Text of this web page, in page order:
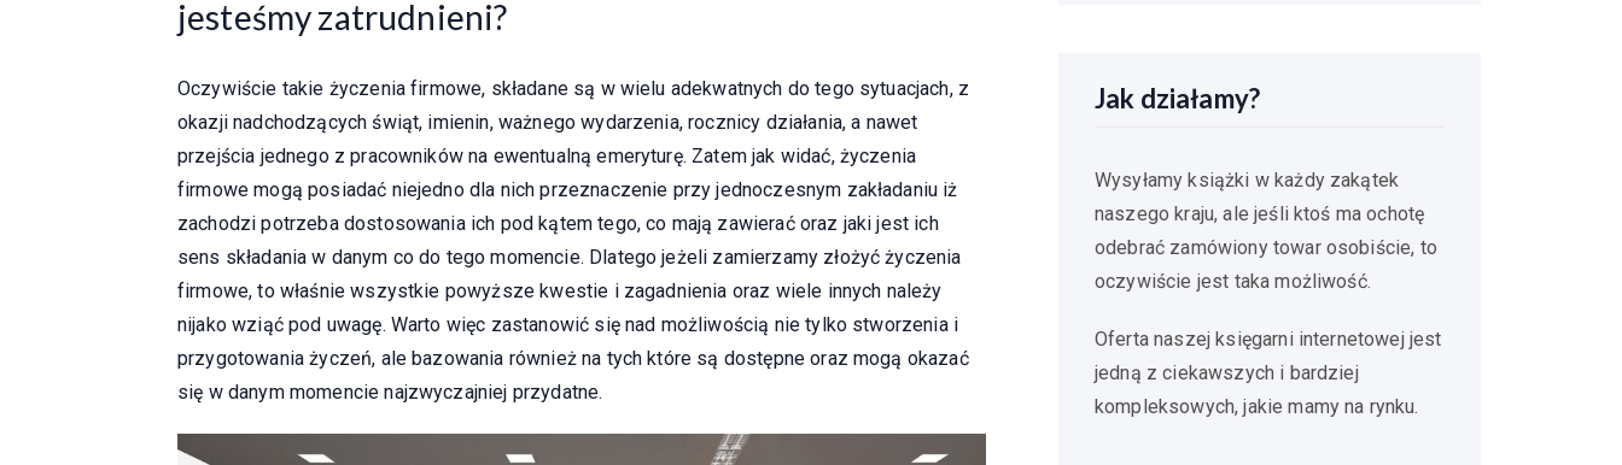
jesteśmy zatrudnieni?
Oczywiście takie życzenia firmowe, składane są w wielu adekwatnych do tego sytuacjach, z
okazji nadchodzących świąt, imienin, ważnego wydarzenia, rocznicy działania, a nawet
przejścia jednego z pracowników na ewentualną emeryturę. Zatem jak widać, życzenia
firmowe mogą posiadać niejedno dla nich przeznaczenie przy jednoczesnym zakładaniu iż
zachodzi potrzeba dostosowania ich pod kątem tego, co mają zawierać oraz jaki jest ich
sens składania w danym co do tego momencie. Dlatego jeżeli zamierzamy złożyć życzenia
firmowe, to właśnie wszystkie powyższe kwestie i zagadnienia oraz wiele innych należy
nijako wziąć pod uwagę. Warto więc zastanowić się nad możliwością nie tylko stworzenia i
przygotowania życzeń, ale bazowania również na tych które są dostępne oraz mogą okazać
się w danym momencie najzwyczajniej przydatne.
Jak działamy?
Wysyłamy książki w każdy zakątek
naszego kraju, ale jeśli ktoś ma ochotę
odebrać zamówiony towar osobiście, to
oczywiście jest taka możliwość.
Oferta naszej księgarni internetowej jest
jedną z ciekawszych i bardziej
kompleksowych, jakie mamy na rynku.